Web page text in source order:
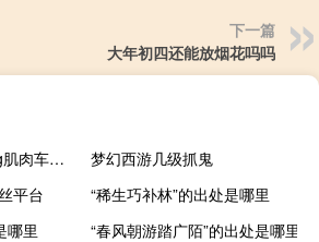
下一篇
大年初四还能放烟花吗吗
大量销售V8 Mustang肌肉车的公司表示 很多新车购买者后悔没有选择更节能的车型
梦幻西游几级抓鬼
平台
“稀生巧补林”的出处是哪里
哪里
“春风朝游踏广陌”的出处是哪里